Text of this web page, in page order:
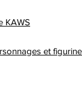
KAWS
et